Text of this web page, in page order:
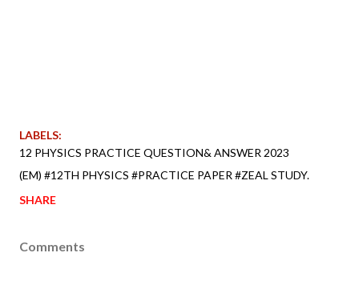
LABELS:
12 PHYSICS PRACTICE QUESTION& ANSWER 2023
(EM) #12TH PHYSICS #PRACTICE PAPER #ZEAL STUDY.
SHARE
Comments